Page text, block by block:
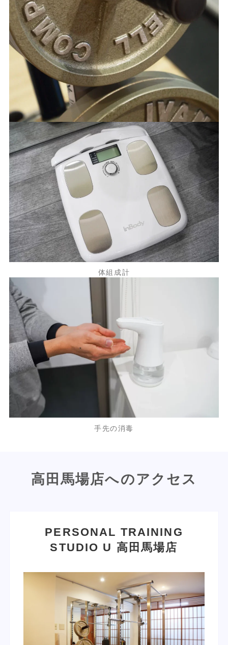
体組成計
手先の消毒
高田馬場店へのアクセス
PERSONAL TRAINING
STUDIO U 高田馬場店